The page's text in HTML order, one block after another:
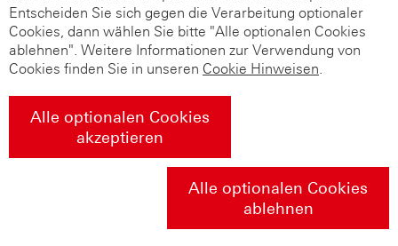
Entscheiden Sie sich gegen die Verarbeitung optionaler
Cookies, dann wählen Sie bitte "Alle optionalen Cookies
ablehnen". Weitere Informationen zur Verwendung von
Cookies finden Sie in unseren Cookie Hinweisen.
Alle optionalen Cookies
akzeptieren
Alle optionalen Cookies
ablehnen